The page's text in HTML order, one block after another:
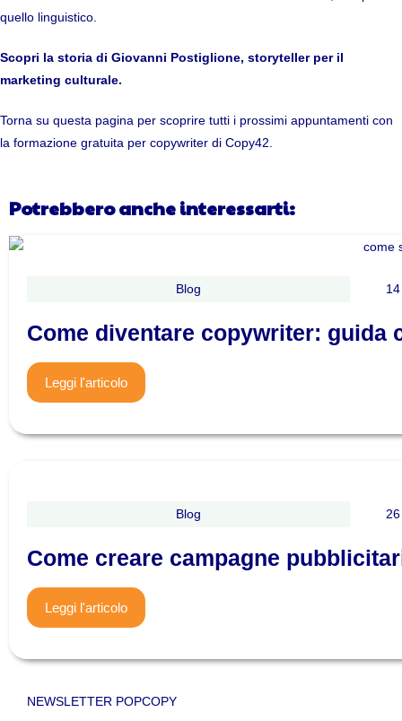
quello linguistico.
Scopri la storia di Giovanni Postiglione, storyteller per il
marketing culturale.
Torna su questa pagina per scoprire tutti i prossimi appuntamenti con
la formazione gratuita per copywriter di Copy42.
Potrebbero anche interessarti:
Blog
Come diventare copywriter: guida
Leggi l'articolo
Blog
Come creare campagne
Leggi l'articolo
NEWSLETTER POPCOPY